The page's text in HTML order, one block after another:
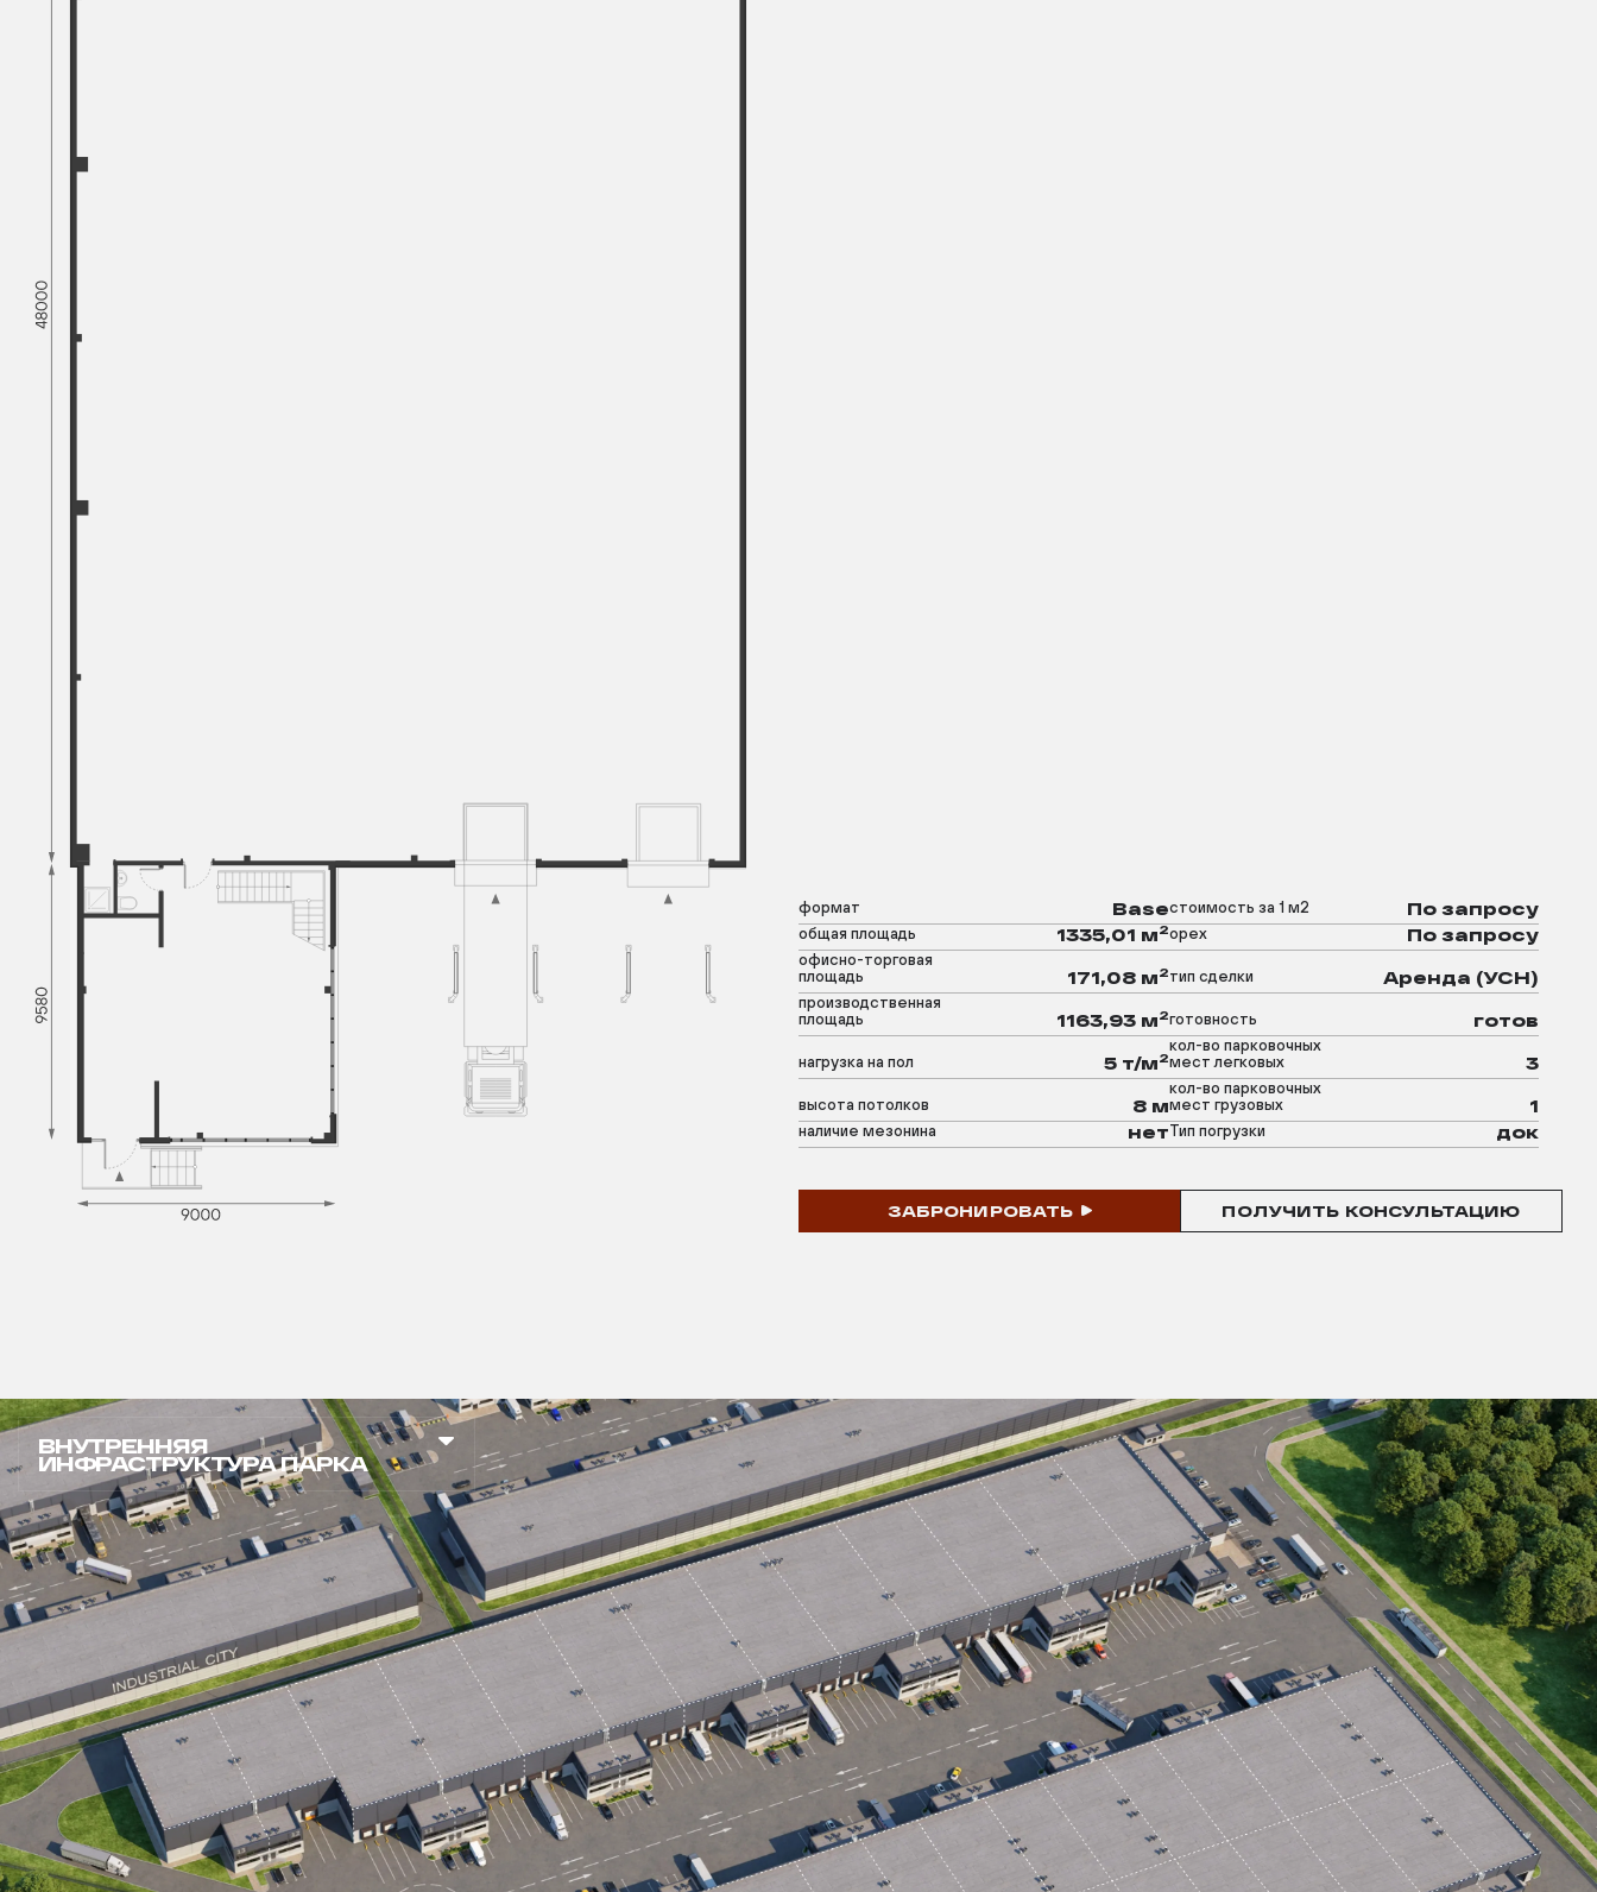
формат Baseстоимость за 1 м2 По запросу
общая площадь 1335,01 м2орех По запросу
офисно-торговая
площадь
171,08 м2тип сделки Аренда (УСН)
производственная
площадь
1163,93 м2готовность готов
нагрузка на пол 5 т/м2
кол-во парковочных
мест легковых
3
высота потолков 8 м
кол-во парковочных
мест грузовых
1
наличие мезонина нетТип погрузки док
ЗАБРОНИРОВАТЬ ПОЛУЧИТЬ КОНСУЛЬТАЦИЮ
ВНУТРЕННЯЯ
ИНФРАСТРУКТУРА ПАРКА
Кафе
Лаундж-зона
Смартофисы
Электрозаправка
Баскетбольная
площадка